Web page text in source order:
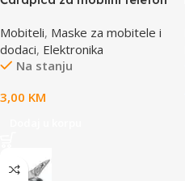
65x100mm
Mobiteli, Maske za mobitele i
dodaci, Elektronika
Na stanju
3,00 KM